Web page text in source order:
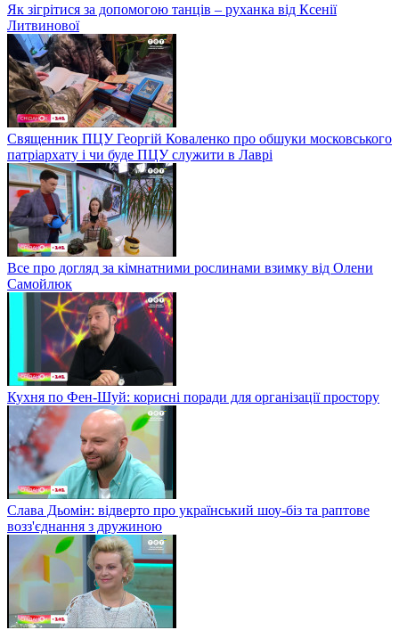
Як зігрітися за допомогою танців – руханка від Ксенії
Литвинової
Священник ПЦУ Георгій Коваленко про обшуки московського
патріархату і чи буде ПЦУ служити в Лаврі
Все про догляд за кімнатними рослинами взимку від Олени
Самойлюк
Кухня по Фен-Шуй: корисні поради для організації простору
Слава Дьомін: відверто про український шоу-біз та раптове
возз'єднання з дружиною